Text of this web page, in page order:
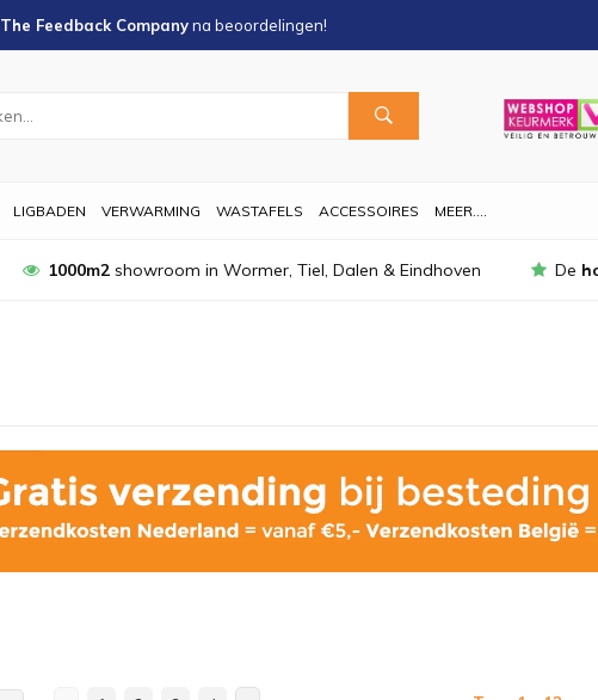
The Feedback Companyna beoordelingen!
LIGBADEN VERWARMING WASTAFELS ACCESSOIRES MEER....
1000m2showroom in Wormer, Tiel, Dalen & Eindhoven De